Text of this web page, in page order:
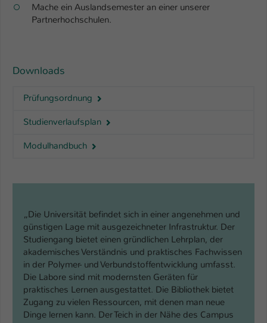
Mache ein Auslandsemester an einer unserer
Partnerhochschulen.
Downloads
Prüfungsordnung
Studienverlaufsplan
Modulhandbuch
„Die Universität befindet sich in einer angenehmen und
günstigen Lage mit ausgezeichneter Infrastruktur. Der
Studiengang bietet einen gründlichen Lehrplan, der
akademisches Verständnis und praktisches Fachwissen
in der Polymer- und Verbundstoffentwicklung umfasst.
Die Labore sind mit modernsten Geräten für
praktisches Lernen ausgestattet. Die Bibliothek bietet
Zugang zu vielen Ressourcen, mit denen man neue
Dinge lernen kann. Der Teich in der Nähe des Campus